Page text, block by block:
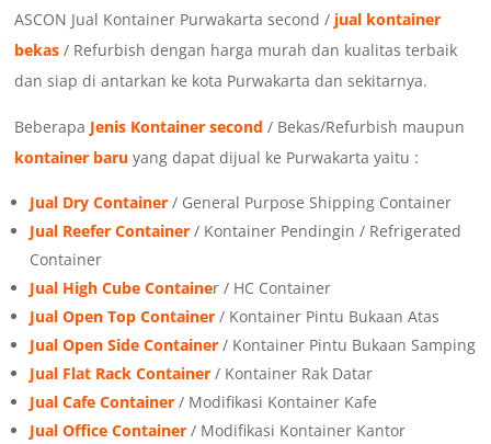
ASCON Jual Kontainer Purwakarta second / jual kontainer
bekas / Refurbish dengan harga murah dan kualitas terbaik
dan siap di antarkan ke kota Purwakarta dan sekitarnya.
Beberapa Jenis Kontainer second / Bekas/Refurbish maupun
kontainer baru yang dapat dijual ke Purwakarta yaitu :
Jual Dry Container / General Purpose Shipping Container
Jual Reefer Container / Kontainer Pendingin / Refrigerated
Container
Jual High Cube Container / HC Container
Jual Open Top Container / Kontainer Pintu Bukaan Atas
Jual Open Side Container / Kontainer Pintu Bukaan Samping
Jual Flat Rack Container / Kontainer Rak Datar
Jual Cafe Container / Modifikasi Kontainer Kafe
Jual Office Container / Modifikasi Kontainer Kantor